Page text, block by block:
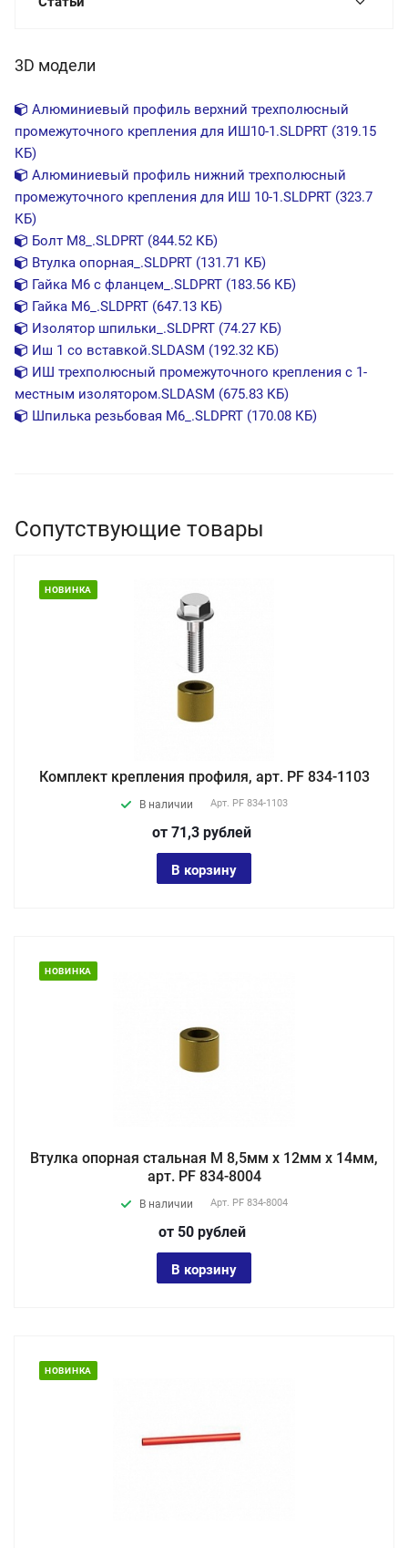
3D модели
Алюминиевый профиль верхний трехполюсный
промежуточного крепления для ИШ10-1.SLDPRT (319.15
КБ)
Алюминиевый профиль нижний трехполюсный
промежуточного крепления для ИШ 10-1.SLDPRT (323.7
КБ)
Болт М8_.SLDPRT (844.52 КБ)
Втулка опорная_.SLDPRT (131.71 КБ)
Гайка М6 с фланцем_.SLDPRT (183.56 КБ)
Гайка М6_.SLDPRT (647.13 КБ)
Изолятор шпильки_.SLDPRT (74.27 КБ)
Иш 1 со вставкой.SLDASM (192.32 КБ)
ИШ трехполюсный промежуточного крепления с 1-
местным изолятором.SLDASM (675.83 КБ)
Шпилька резьбовая М6_.SLDPRT (170.08 КБ)
Сопутствующие товары
НОВИНКА
Комплект крепления профиля, арт. PF 834-1103
В наличии Арт. PF 834-1103
от 71,3 рублей
В корзину
НОВИНКА
Втулка опорная стальная М 8,5мм х 12мм х 14мм,
арт. PF 834-8004
В наличии Арт. PF 834-8004
от 50 рублей
В корзину
НОВИНКА